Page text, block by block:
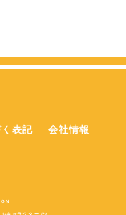
表記
会社情報
キャラクターです。